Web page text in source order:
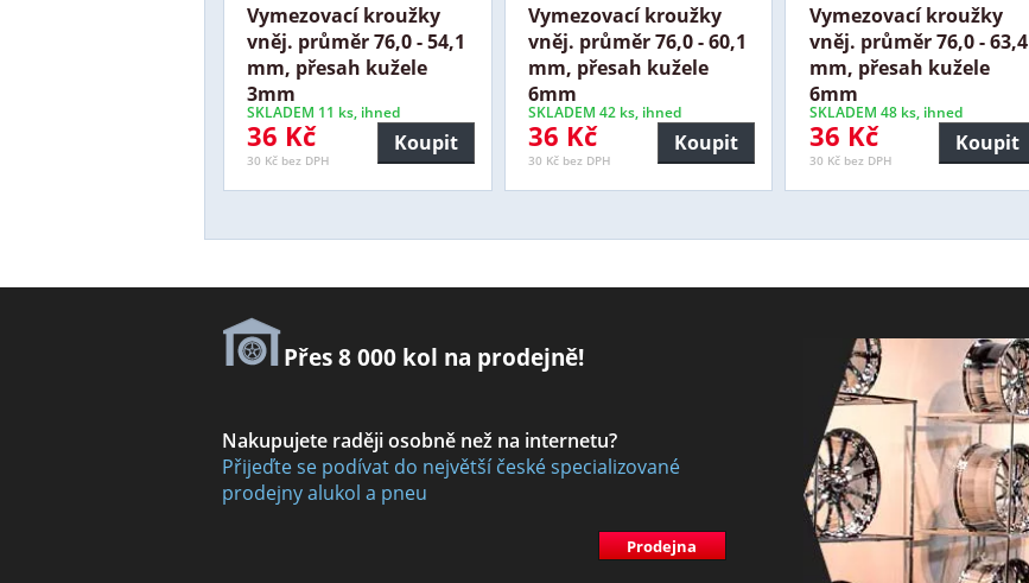
Vymezovací kroužky
vněj. průměr 76,0 - 54,1
mm, přesah kužele
3mm
SKLADEM 11 ks, ihned
36 Kč
30 Kč bez DPH
Koupit
Vymezovací kroužky
vněj. průměr 76,0 - 60,1
mm, přesah kužele
6mm
SKLADEM 42 ks, ihned
36 Kč
30 Kč bez DPH
Koupit
Vymezovací kroužky
vněj. průměr 76,0 - 63,4
mm, přesah kužele
6mm
SKLADEM 48 ks, ihned
36 Kč
30 Kč bez DPH
Koupit
Přes 8 000 kol na prodejně!
Nakupujete raději osobně než na internetu?
Přijeďte se podívat do největší české specializované
prodejny alukol a pneu
Prodejna